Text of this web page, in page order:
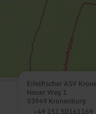
Eifelfischer ASV
Neuer Weg 1
53949 Kronenburg
+49 151 50161169